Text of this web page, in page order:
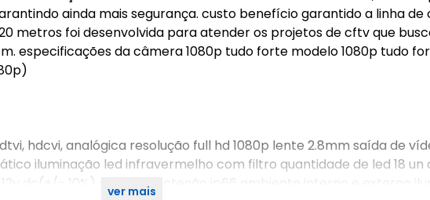
ainda mais segurança. custo benefício garantido a linha de
metros foi desenvolvida para atender os projetos de cftv que
especificações da câmera 1080p tudo forte modelo 1080p tudo
hdcvi, analógica resolução full hd 1080p lente 2.8mm saída de
iluminação led infravermelho com filtro quantidade de led 18 un
dc(+/- 10%) grau de proteção ip66 ambiente interno e externo
ver mais